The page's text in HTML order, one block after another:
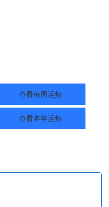
查看每周运势
查看本年运势